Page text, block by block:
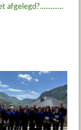
afgelegd?.............